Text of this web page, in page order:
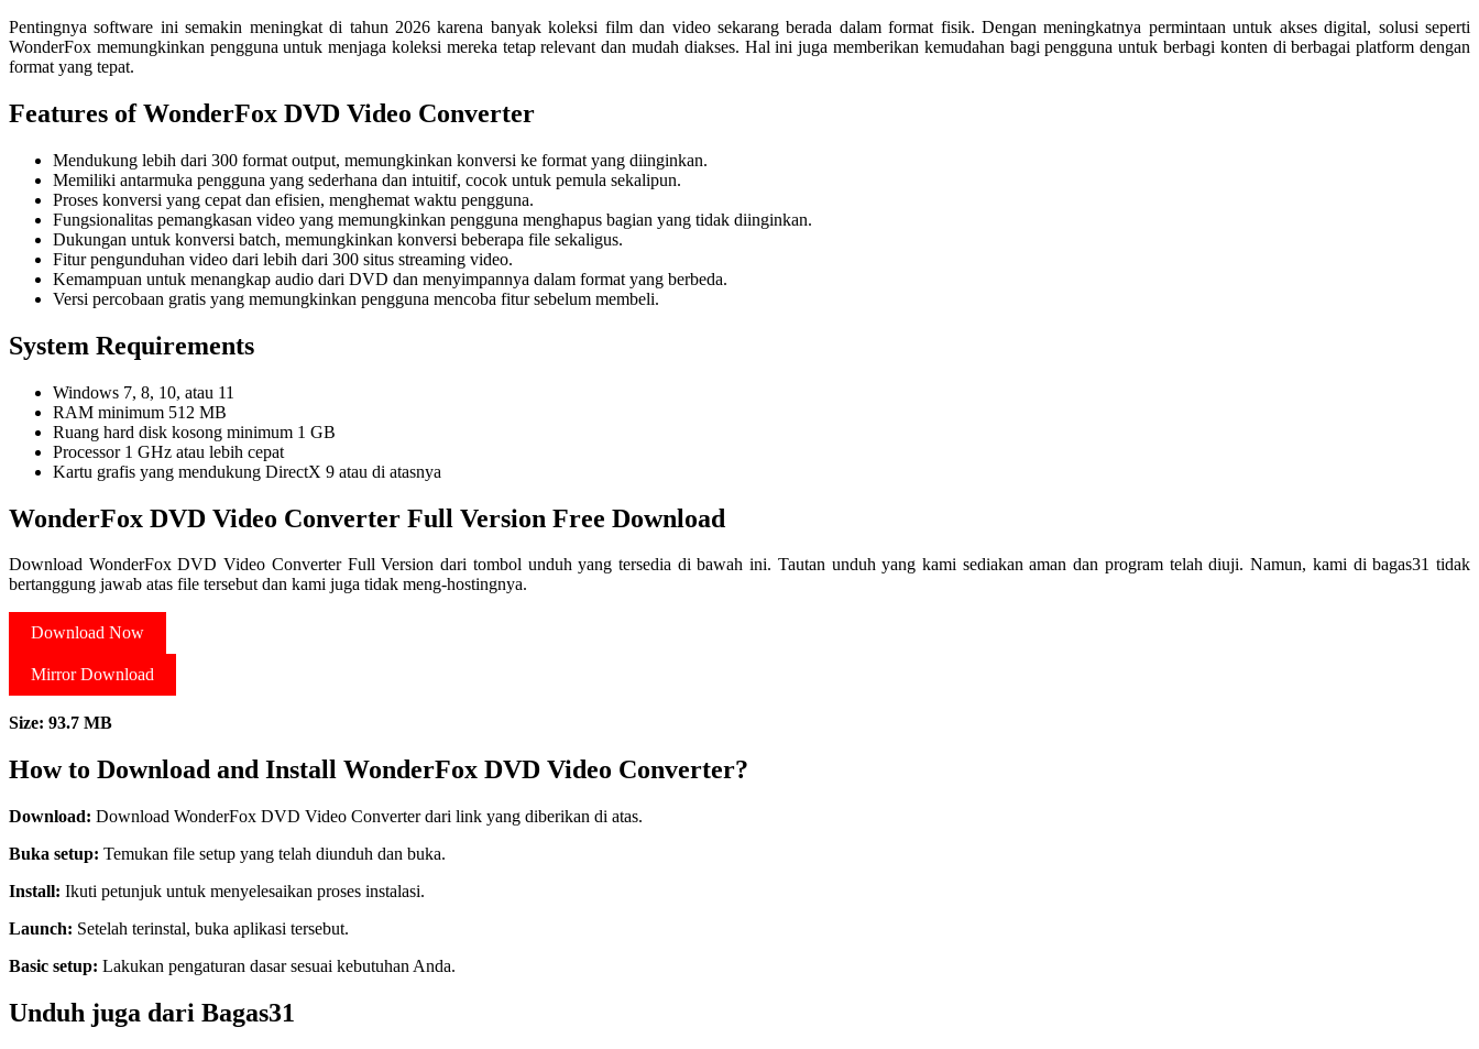
Pentingnya software ini semakin meningkat di tahun 2026 karena banyak koleksi film dan video sekarang berada dalam format fisik. Dengan meningkatnya permintaan untuk akses digital, solusi seperti
WonderFox memungkinkan pengguna untuk menjaga koleksi mereka tetap relevant dan mudah diakses. Hal ini juga memberikan kemudahan bagi pengguna untuk berbagi konten di berbagai platform dengan
format yang tepat.
Features of WonderFox DVD Video Converter
Mendukung lebih dari 300 format output, memungkinkan konversi ke format yang diinginkan.
Memiliki antarmuka pengguna yang sederhana dan intuitif, cocok untuk pemula sekalipun.
Proses konversi yang cepat dan efisien, menghemat waktu pengguna.
Fungsionalitas pemangkasan video yang memungkinkan pengguna menghapus bagian yang tidak diinginkan.
Dukungan untuk konversi batch, memungkinkan konversi beberapa file sekaligus.
Fitur pengunduhan video dari lebih dari 300 situs streaming video.
Kemampuan untuk menangkap audio dari DVD dan menyimpannya dalam format yang berbeda.
Versi percobaan gratis yang memungkinkan pengguna mencoba fitur sebelum membeli.
System Requirements
Windows 7, 8, 10, atau 11
RAM minimum 512 MB
Ruang hard disk kosong minimum 1 GB
Processor 1 GHz atau lebih cepat
Kartu grafis yang mendukung DirectX 9 atau di atasnya
WonderFox DVD Video Converter Full Version Free Download
Download WonderFox DVD Video Converter Full Version dari tombol unduh yang tersedia di bawah ini. Tautan unduh yang kami sediakan aman dan program telah diuji. Namun, kami di bagas31 tidak
bertanggung jawab atas file tersebut dan kami juga tidak meng-hostingnya.
Download Now
Mirror Download
Size: 93.7 MB
How to Download and Install WonderFox DVD Video Converter?
Download: Download WonderFox DVD Video Converter dari link yang diberikan di atas.
Buka setup: Temukan file setup yang telah diunduh dan buka.
Install: Ikuti petunjuk untuk menyelesaikan proses instalasi.
Launch: Setelah terinstal, buka aplikasi tersebut.
Basic setup: Lakukan pengaturan dasar sesuai kebutuhan Anda.
Unduh juga dari Bagas31